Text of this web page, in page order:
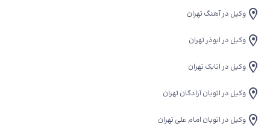
وکیل در آهنگ تهران
وکیل در ابوذر تهران
وکیل در اتابک تهران
وکیل در اتوبان آزادگان تهران
وکیل در اتوبان امام علی تهران